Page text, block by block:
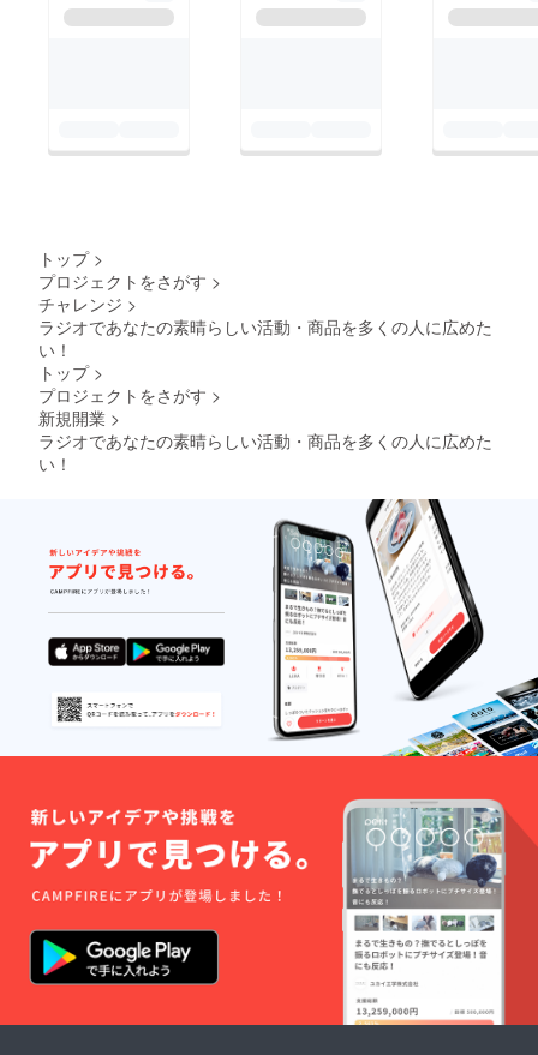
トップ >
プロジェクトをさがす >
チャレンジ >
ラジオであなたの素晴らしい活動・商品を多くの人に広めた
い！
トップ >
プロジェクトをさがす >
新規開業 >
ラジオであなたの素晴らしい活動・商品を多くの人に広めた
い！